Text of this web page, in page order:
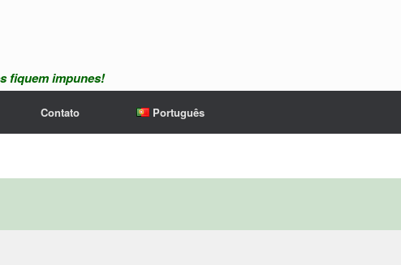
fiquem impunes!
Contato Português